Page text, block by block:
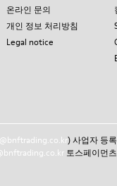
온라인 문의
개인 정보 처리방침
Legal notice
) 사업자 등
토스페이먼